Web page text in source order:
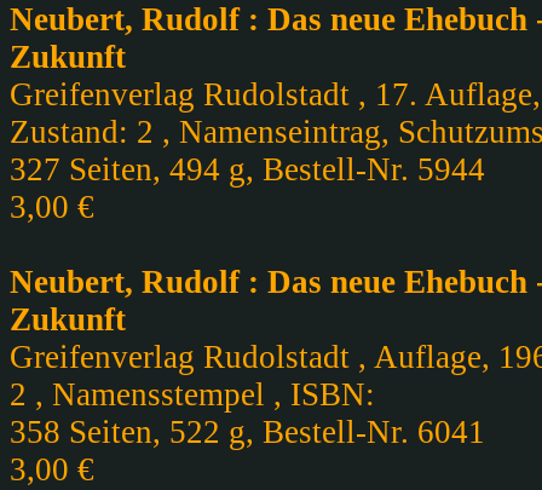
Neubert, Rudolf : Das neue
Zukunft
Greifenverlag Rudolstadt , 17.
Zustand: 2 , Namenseintrag,
327 Seiten, 494 g, Bestell-Nr. 5944
3,00 €
Neubert, Rudolf : Das neue
Zukunft
Greifenverlag Rudolstadt , Auflage,
2 , Namensstempel , ISBN:
358 Seiten, 522 g, Bestell-Nr. 6041
3,00 €